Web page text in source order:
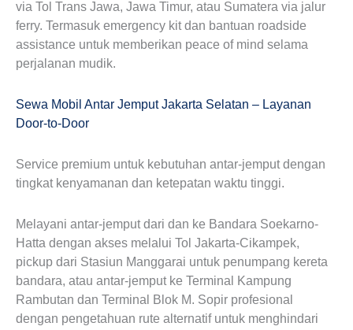
via Tol Trans Jawa, Jawa Timur, atau Sumatera via jalur
ferry. Termasuk emergency kit dan bantuan roadside
assistance untuk memberikan peace of mind selama
perjalanan mudik.
Sewa Mobil Antar Jemput Jakarta Selatan – Layanan
Door-to-Door
Service premium untuk kebutuhan antar-jemput dengan
tingkat kenyamanan dan ketepatan waktu tinggi.
Melayani antar-jemput dari dan ke Bandara Soekarno-
Hatta dengan akses melalui Tol Jakarta-Cikampek,
pickup dari Stasiun Manggarai untuk penumpang kereta
bandara, atau antar-jemput ke Terminal Kampung
Rambutan dan Terminal Blok M. Sopir profesional
dengan pengetahuan rute alternatif untuk menghindari